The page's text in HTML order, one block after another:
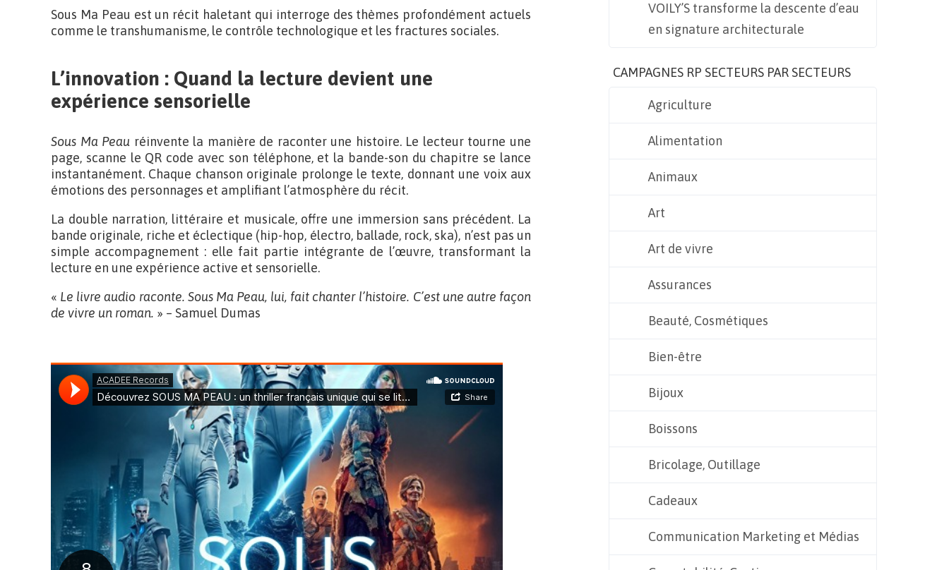
Sous Ma Peau est un récit haletant qui interroge des thèmes profondément actuels
comme le transhumanisme, le contrôle technologique et les fractures sociales.
L’innovation : Quand la lecture devient une
expérience sensorielle
Sous Ma Peau réinvente la manière de raconter une histoire. Le lecteur tourne une
page, scanne le QR code avec son téléphone, et la bande-son du chapitre se lance
instantanément. Chaque chanson originale prolonge le texte, donnant une voix aux
émotions des personnages et amplifiant l’atmosphère du récit.
La double narration, littéraire et musicale, offre une immersion sans précédent. La
bande originale, riche et éclectique (hip-hop, électro, ballade, rock, ska), n’est pas un
simple accompagnement : elle fait partie intégrante de l’œuvre, transformant la
lecture en une expérience active et sensorielle.
« Le livre audio raconte. Sous Ma Peau, lui, fait chanter l’histoire. C’est une autre façon
de vivre un roman. » – Samuel Dumas
VOILY’S transforme la descente d’eau
en signature architecturale
CAMPAGNES RP SECTEURS PAR SECTEURS
Agriculture
Alimentation
Animaux
Art
Art de vivre
Assurances
Beauté, Cosmétiques
Bien-être
Bijoux
Boissons
Bricolage, Outillage
Cadeaux
Communication Marketing et Médias